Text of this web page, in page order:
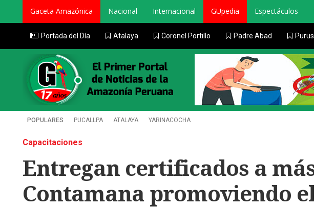
Gaceta Amazónica Nacional Internacional GUpedia Espectáculos
Portada del Día Atalaya Coronel Portillo Padre Abad Purus
POPULARES PUCALLPA ATALAYA YARINACOCHA
Capacitaciones
Entregan certificados a
Contamana promoviendo